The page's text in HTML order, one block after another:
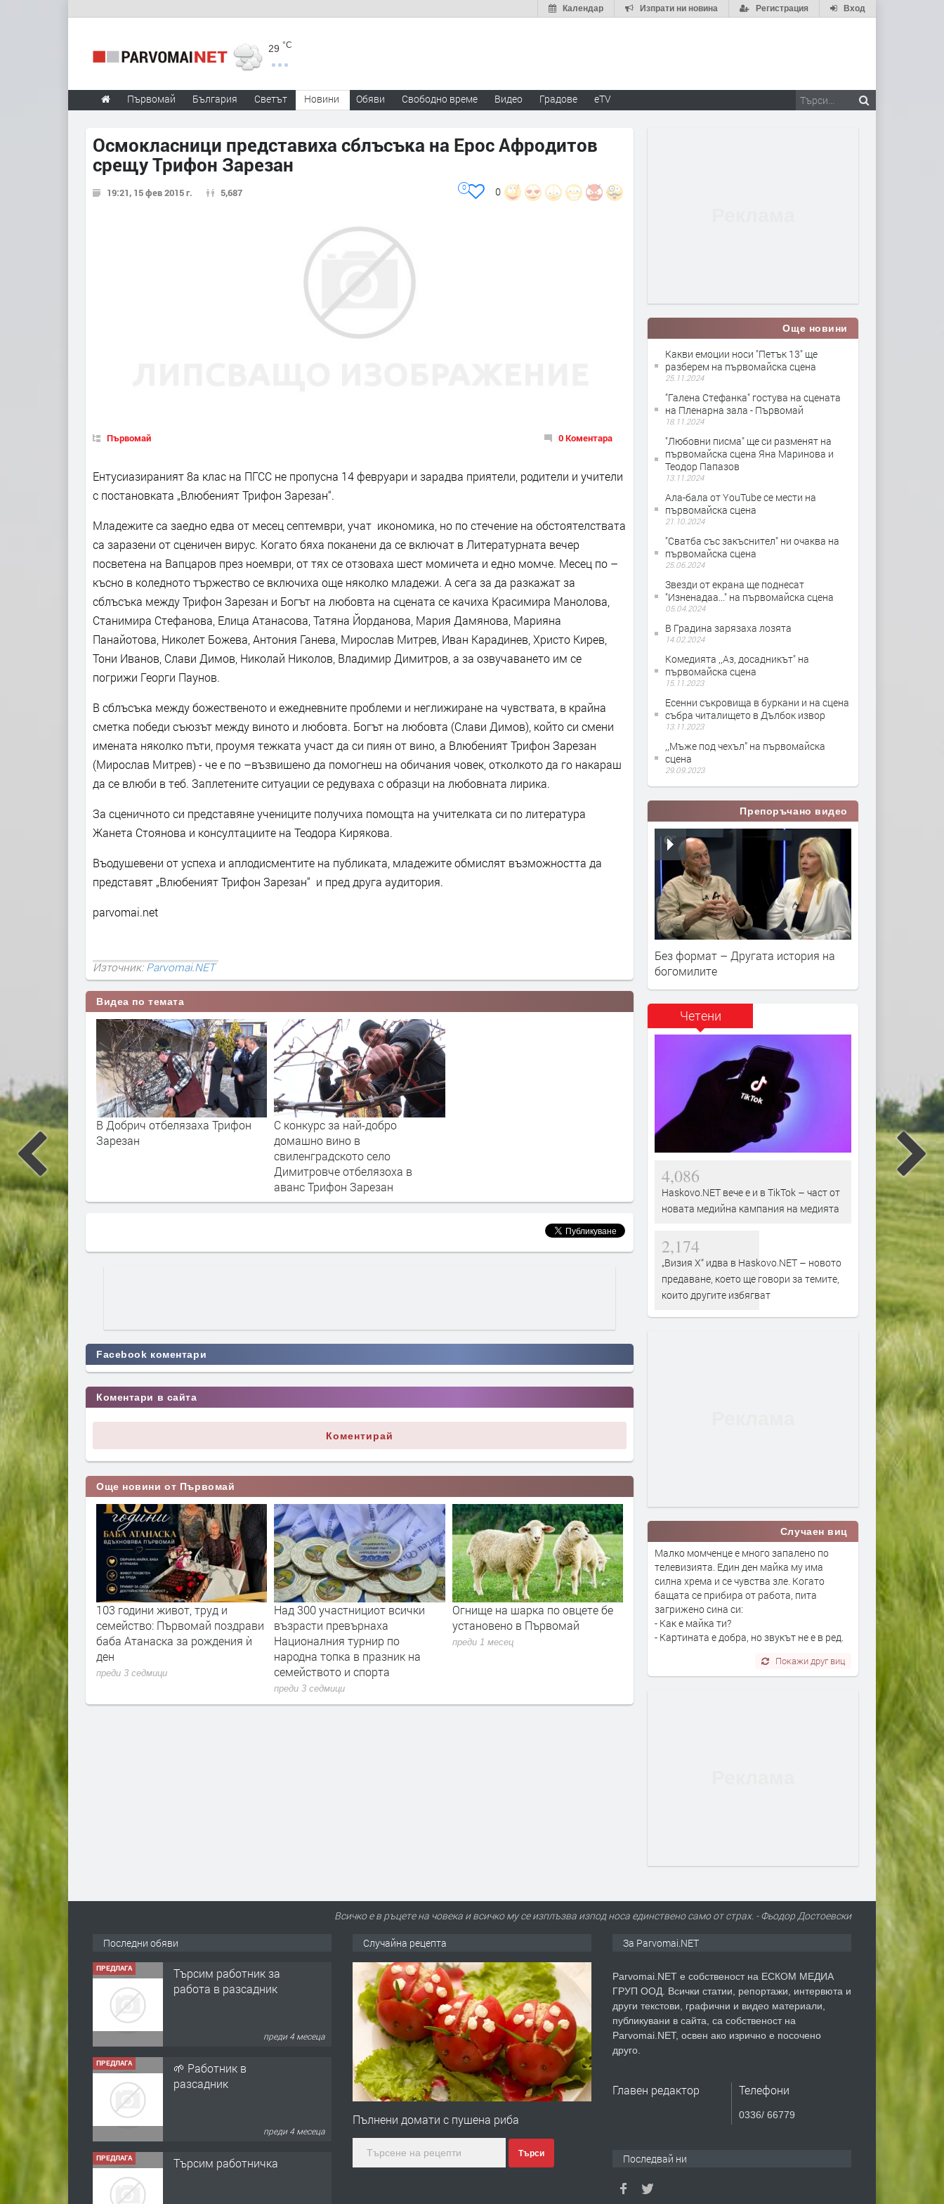
Вход
Регистрация
Изпрати ни новина
Календар
29 °C
Първомай България Светът Новини Обяви Свободно време Видео Градове eTV
Осмокласници представиха сблъсъка на Ерос Афродитов
срещу Трифон Зарезан
19:21, 15 фев 2015 г. 5,687 0
0
Първомай 0 Коментара
Ентусиазираният 8а клас на ПГСС не пропусна 14 февруари и зарадва приятели, родители и учители
с постановката „Влюбеният Трифон Зарезан“.
Младежите са заедно едва от месец септември, учат икономика, но по стечение на обстоятелствата
са заразени от сценичен вирус. Когато бяха поканени да се включат в Литературната вечер
посветена на Вапцаров през ноември, от тях се отзоваха шест момичета и едно момче. Месец по –
късно в коледното тържество се включиха още няколко младежи. А сега за да разкажат за
сблъсъка между Трифон Зарезан и Богът на любовта на сцената се качиха Красимира Манолова,
Станимира Стефанова, Елица Атанасова, Татяна Йорданова, Мария Дамянова, Марияна
Панайотова, Николет Божева, Антония Ганева, Мирослав Митрев, Иван Карадинев, Христо Кирев,
Тони Иванов, Слави Димов, Николай Николов, Владимир Димитров, а за озвучаването им се
погрижи Георги Паунов.
В сблъсъка между божественото и ежедневните проблеми и неглижиране на чувствата, в крайна
сметка победи съюзът между виното и любовта. Богът на любовта (Слави Димов), който си смени
имената няколко пъти, проумя тежката участ да си пиян от вино, а Влюбеният Трифон Зарезан
(Мирослав Митрев) - че е по –възвишено да помогнеш на обичания човек, отколкото да го накараш
да се влюби в теб. Заплетените ситуации се редуваха с образци на любовната лирика.
За сценичното си представяне учениците получиха помощта на учителката си по литература
Жанета Стоянова и консултациите на Теодора Кирякова.
Въодушевени от успеха и аплодисментите на публиката, младежите обмислят възможността да
представят „Влюбеният Трифон Зарезан“ и пред друга аудитория.
parvomai.net
Източник:Parvomai.NET
Видеа по темата
В Добрич отбелязаха Трифон
Зарезан
С конкурс за най-добро
домашно вино в
свиленградското село
Димитровче отбелязоха в
аванс Трифон Зарезан
Facebook коментари
Коментари в сайта
Коментирай
Още новини от Първомай
103 години живот, труд и
семейство: Първомай поздрави
баба Атанаска за рождения ѝ
ден
преди 3 седмици
Над 300 участнициот всички
възрасти превърнаха
Националния турнир по
народна топка в празник на
семейството и спорта
преди 3 седмици
Огнище на шарка по овцете бе
установено в Първомай
преди 1 месец
Земетресение край Първомай
преди 2 месеца
Маратонки за бягане в
високи технологии и
за всеки километър
преди 2 месеца
Още новини
Какви емоции носи "Петък 13" ще
разберем на първомайска сцена
25.11.2024
"Галена Стефанка" гостува на сцената
на Пленарна зала - Първомай
18.11.2024
"Любовни писма" ще си разменят на
първомайска сцена Яна Маринова и
Теодор Папазов
13.11.2024
Ала-бала от YouTube се мести на
първомайска сцена
21.10.2024
"Сватба със закъснител" ни очаква на
първомайска сцена
25.06.2024
Звезди от екрана ще поднесат
"Изненадаа..." на първомайска сцена
05.04.2024
В Градина зарязаха лозята
14.02.2024
Комедията ,,Аз, досадникът" на
първомайска сцена
15.11.2023
Есенни съкровища в буркани и на сцена
събра читалището в Дълбок извор
13.11.2023
,,Мъже под чехъл” на първомайска
сцена
29.09.2023
Препоръчано видео
Без формат – Другата история на
богомилите
Четени
4,086
Haskovo.NET вече е и в TikTok – част от
новата медийна кампания на медията
2,174
„Визия Х“ идва в Haskovo.NET – новото
предаване, което ще говори за темите,
които другите избягват
Случаен виц
Малко момченце е много запалено по
телевизията. Един ден майка му има
силна хрема и се чувства зле. Когато
бащата се прибира от работа, пита
загрижено сина си:
- Как е майка ти?
- Картината е добра, но звукът не е в ред.
Покажи друг виц
Всичко е в ръцете на човека и всичко му се изплъзва изпод носа единствено само от страх. - Фьодор Достоевски
Последни обяви
ПРЕДЛАГА
Търсим работник за
работа в разсадник
преди 4 месеца
ПРЕДЛАГА
🌱 Работник в
разсадник
преди 4 месеца
ПРЕДЛАГА Търсим работничка
Случайна рецепта
Пълнени домати с пушена риба
Търси
За Parvomai.NET
Parvomai.NET е собственост на ЕСКОМ МЕДИА
ГРУП ООД. Всички статии, репортажи, интервюта и
други текстови, графични и видео материали,
публикувани в сайта, са собственост на
Parvomai.NET, освен ако изрично е посочено
друго.
Главен редактор Телефони
0336/ 66779
Последвай ни